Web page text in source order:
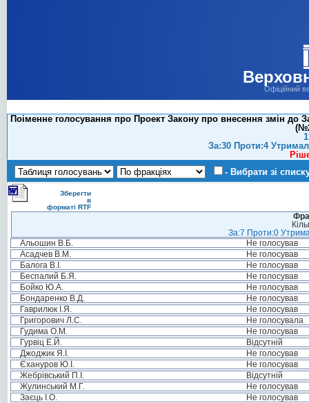
Офіційний
Поіменне голосування про Проект Закону про внесення змін до
За:30 Проти:4
- Вибрати зі
Зберегти
в
форматі RTF
За:7 Проти:0
Альошин В.Б.
Не голосував
Асадчев В.М.
Не голосував
Балога В.І.
Не голосував
Беспалий Б.Я.
Не голосував
Бойко Ю.А.
Не голосував
Бондаренко В.Д.
Не голосував
Гаврилюк І.Я.
Не голосував
Григорович Л.С.
Не голосувала
Гудима О.М.
Не голосував
Гурвіц Е.Й.
Відсутній
Джоджик Я.І.
Не голосував
Єхануров Ю.І.
Не голосував
Жебрівський П.І.
Відсутній
Жулинський М.Г.
Не голосував
Заєць І.О.
Не голосував